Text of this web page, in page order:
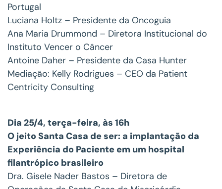
Portugal
Luciana Holtz – Presidente da Oncoguia
Ana Maria Drummond – Diretora Institucional do
Instituto Vencer o Câncer
Antoine Daher – Presidente da Casa Hunter
Mediação: Kelly Rodrigues – CEO da Patient
Centricity Consulting
Dia 25/4, terça-feira, às 16h
O jeito Santa Casa de ser: a implantação da
Experiência do Paciente em um hospital
filantrópico brasileiro
Dra. Gisele Nader Bastos – Diretora de